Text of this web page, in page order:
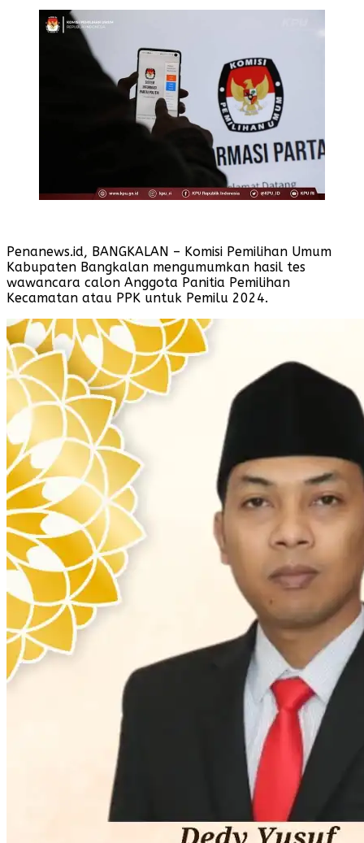
Penanews.id, BANGKALAN – Komisi Pemilihan Umum
Kabupaten Bangkalan mengumumkan hasil tes
wawancara calon Anggota Panitia Pemilihan
Kecamatan atau PPK untuk Pemilu 2024.